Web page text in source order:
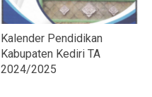
Kalender Pendidikan
Kabupaten Kediri TA
2024/2025